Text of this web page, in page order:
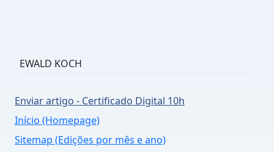
EWALD KOCH
Enviar artigo - Certificado Digital 10h
Início (Homepage)
Sitemap (Edições por mês e ano)